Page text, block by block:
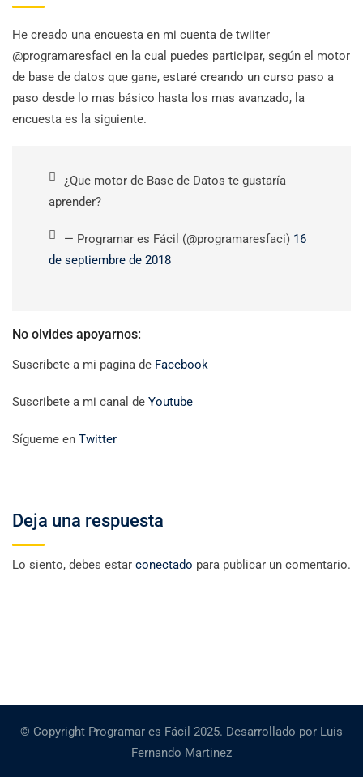
He creado una encuesta en mi cuenta de twiiter
@programaresfaci en la cual puedes participar, según el motor
de base de datos que gane, estaré creando un curso paso a
paso desde lo mas básico hasta los mas avanzado, la
encuesta es la siguiente.
¿Que motor de Base de Datos te gustaría
aprender?
— Programar es Fácil (@programaresfaci) 16
de septiembre de 2018
No olvides apoyarnos:
Suscribete a mi pagina de Facebook
Suscribete a mi canal de Youtube
Sígueme en Twitter
Deja una respuesta
Lo siento, debes estar conectado para publicar un comentario.
© Copyright Programar es Fácil 2025. Desarrollado por Luis
Fernando Martinez